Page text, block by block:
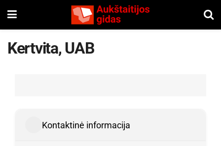
Kertvita, UAB
Kontaktinė informacija